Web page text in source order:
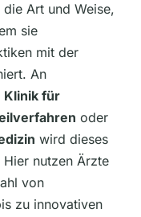
Art und Weise,
sie
mit der
An
Klinik für
oder
wird dieses
nutzen Ärzte
von
zu innovativen